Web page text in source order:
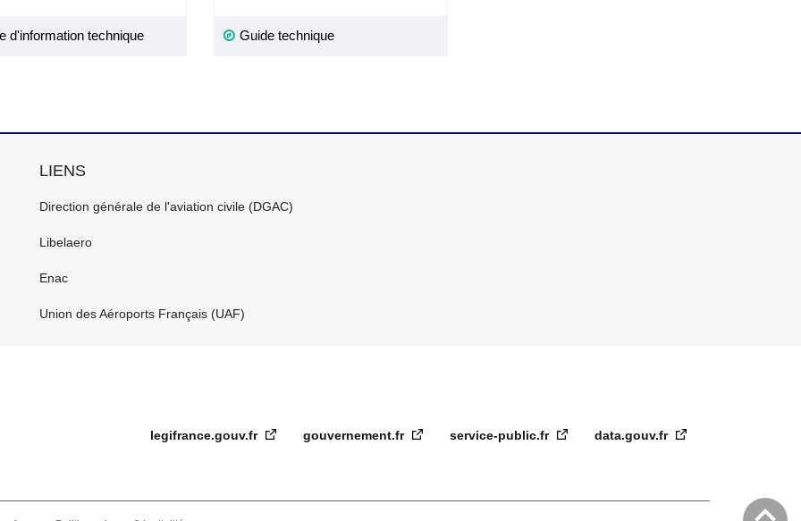
d'information technique Guide technique
LIENS
CENTRE
Direction générale de l'aviation civile (DGAC)
Libelaero
Enac
Union des Aéroports Français (UAF)
legifrance.gouv.fr gouvernement.fr service-public.fr data.gouv.fr